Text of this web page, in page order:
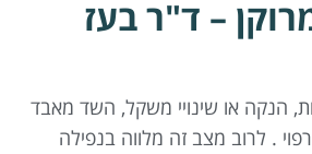
– ד"ר בעז
הנקה או שינויי משקל, השד מאבד
. לרוב מצב זה מלווה בנפילה